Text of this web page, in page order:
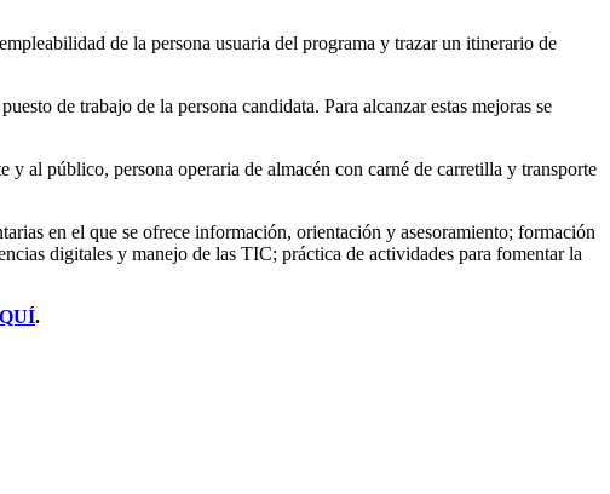
de la persona usuaria del programa y trazar un itinerario de
de trabajo de la persona candidata. Para alcanzar estas mejoras se
al público, persona operaria de almacén con carné de carretilla y transporte
en el que se ofrece información, orientación y asesoramiento; formación
digitales y manejo de las TIC; práctica de actividades para fomentar la
.